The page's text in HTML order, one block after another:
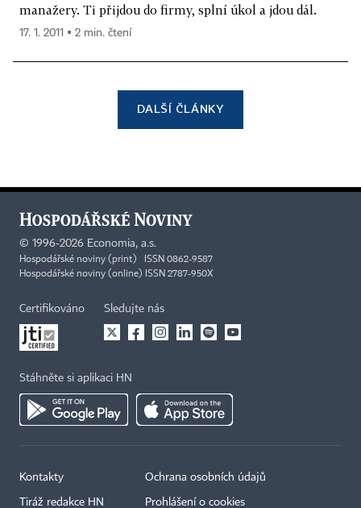
manažery. Ti přijdou do firmy, splní úkol a jdou dál.
17. 1. 2011 ▪ 2 min. čtení
DALŠÍ ČLÁNKY
© 1996-2026 Economia, a.s.
Hospodářské noviny (print) ISSN 0862-9587
Hospodářské noviny (online) ISSN 2787-950X
Certifikováno Sledujte nás
Stáhněte si aplikaci HN
Kontakty
Tiráž redakce HN
Ochrana osobních údajů
Prohlášení o cookies